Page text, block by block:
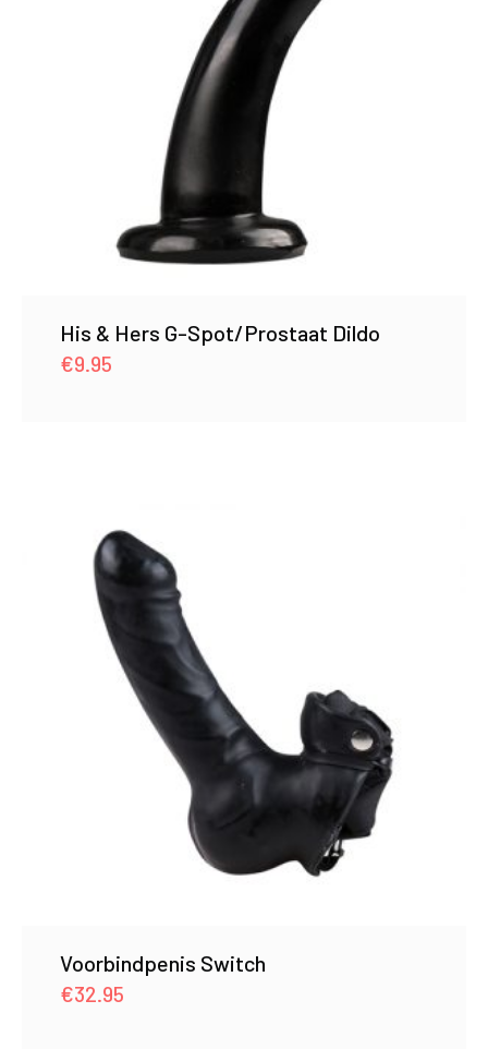
His & Hers G-Spot/Prostaat Dildo
€9.95
Voorbindpenis Switch
€32.95